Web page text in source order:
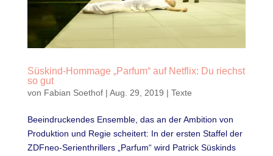
Süskind-Hommage „Parfum“ auf Netflix: Du riechst
so gut
von Fabian Soethof| Aug. 29, 2019 | Texte
Beeindruckendes Ensemble, das an der Ambition von
Produktion und Regie scheitert: In der ersten Staffel der
ZDFneo-Serienthrillers „Parfum“ wird Patrick Süskinds